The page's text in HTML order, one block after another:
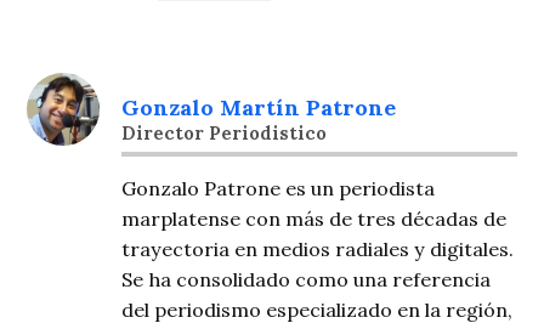
Gonzalo Martín Patrone
Director Periodistico
Gonzalo Patrone es un periodista
marplatense con más de tres décadas de
trayectoria en medios radiales y digitales.
Se ha consolidado como una referencia
del periodismo especializado en la región,